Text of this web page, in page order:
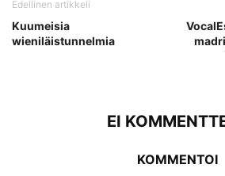
Edellinen artikkeli
Kuumeisia
wieniläistunnelmia
EI
KOMMENTOI